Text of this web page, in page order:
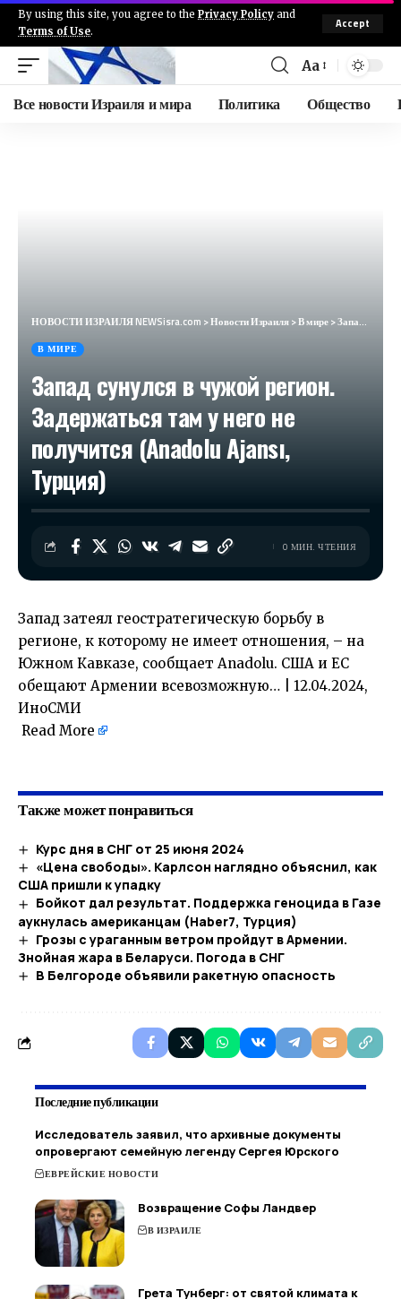
By using this site, you agree to the Privacy Policy and
Terms of Use.
Accept
Aa
Все новости Израиля и мира Политика Общество
НОВОСТИ ИЗРАИЛЯ NEWSisra.com >Новости Израиля>В мире>Запад сунулся в чужой регион. Задержаться там у него не получится (Anadolu Ajansı, Турция)
В МИРЕ
Запад сунулся в чужой регион.
Задержаться там у него не
получится (Anadolu Ajansı,
Турция)
0 МИН. ЧТЕНИЯ
Запад затеял геостратегическую борьбу в
регионе, к которому не имеет отношения, – на
Южном Кавказе, сообщает Anadolu. США и ЕС
обещают Армении всевозможную… | 12.04.2024,
ИноСМИ
Read More
Также может понравиться
Курс дня в СНГ от 25 июня 2024
«Цена свободы». Карлсон наглядно объяснил, как
США пришли к упадку
Бойкот дал результат. Поддержка геноцида в Газе
аукнулась американцам (Haber7, Турция)
Грозы с ураганным ветром пройдут в Армении.
Знойная жара в Беларуси. Погода в СНГ
В Белгороде объявили ракетную опасность
Последние публикации
Исследователь заявил, что архивные документы
опровергают семейную легенду Сергея Юрского
ЕВРЕЙСКИЕ НОВОСТИ
Возвращение Софы Ландвер
В ИЗРАИЛЕ
Грета Тунберг: от святой климата к